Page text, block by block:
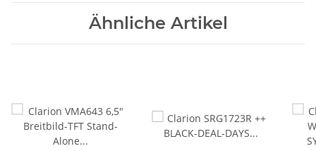
Ähnliche Artikel